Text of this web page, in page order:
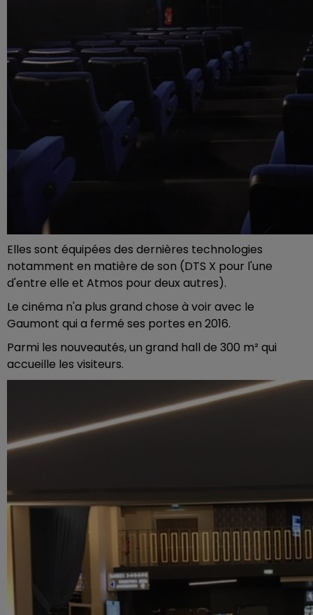
Elles sont équipées des dernières technologies
notamment en matière de son (DTS X pour l'une
d'entre elle et Atmos pour deux autres).
Le cinéma n'a plus grand chose à voir avec le
Gaumont qui a fermé ses portes en 2016.
Parmi les nouveautés, un grand hall de 300 m² qui
accueille les visiteurs.